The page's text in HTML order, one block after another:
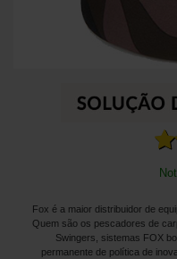
Fox é a maior distribuidor de
Quem são os pescadores de
Swingers, sistemas FOX
permanente de política de